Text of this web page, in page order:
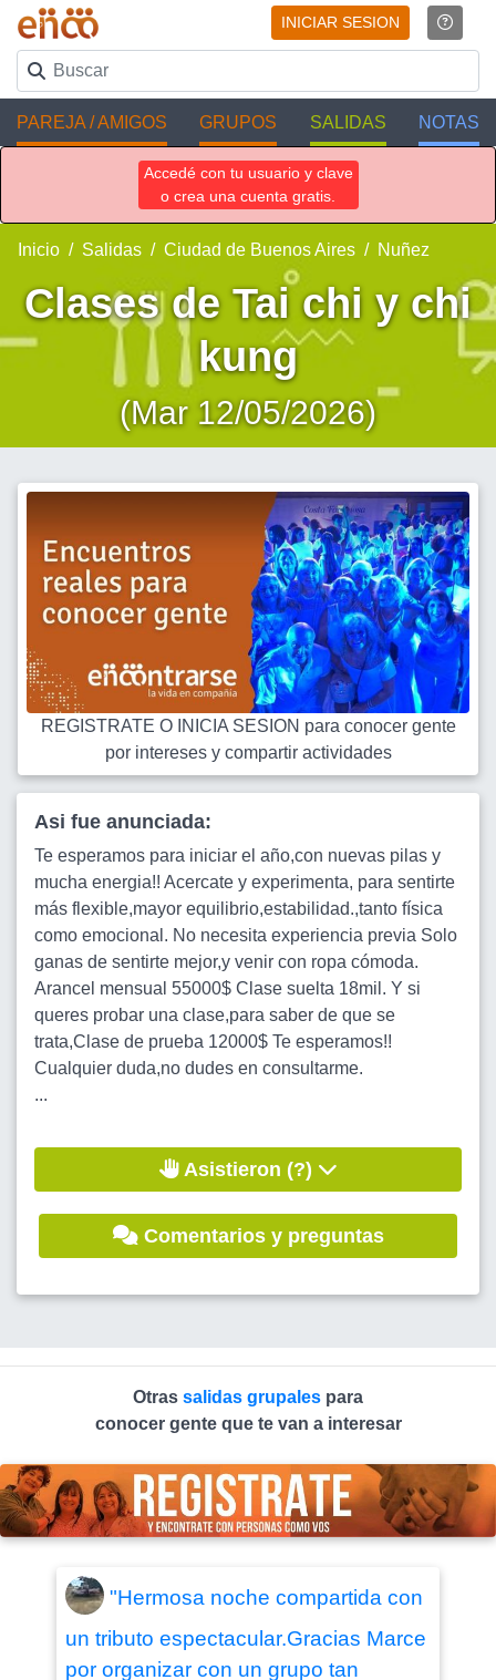
INICIAR SESION
PAREJA / AMIGOS GRUPOS SALIDAS NOTAS
Accedé con tu usuario y clave
o crea una cuenta gratis.
Inicio Salidas Ciudad de Buenos Aires Nuñez
Clases de Tai chi y chi
kung
(Mar 12/05/2026)
REGISTRATE O INICIA SESION para conocer gente
por intereses y compartir actividades
Asi fue anunciada:
Te esperamos para iniciar el año,con nuevas pilas y
mucha energia!! Acercate y experimenta, para sentirte
más flexible,mayor equilibrio,estabilidad.,tanto física
como emocional. No necesita experiencia previa Solo
ganas de sentirte mejor,y venir con ropa cómoda.
Arancel mensual 55000$ Clase suelta 18mil. Y si
queres probar una clase,para saber de que se
trata,Clase de prueba 12000$ Te esperamos!!
Cualquier duda,no dudes en consultarme.
...
Asistieron (?)
Comentarios y preguntas
Otras salidas grupales para
conocer gente que te van a interesar
"Hermosa noche compartida con
un tributo espectacular.Gracias Marce
por organizar con un grupo tan